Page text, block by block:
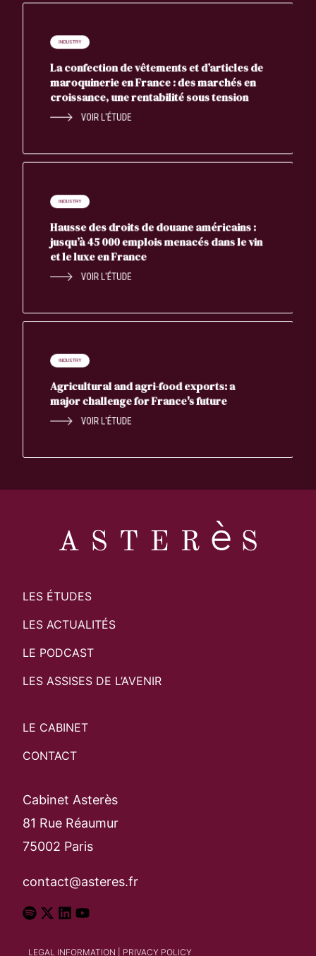
INDUSTRY
La confection de vêtements et d’articles de
maroquinerie en France : des marchés en
croissance, une rentabilité sous tension
VOIR L'ÉTUDE
INDUSTRY
Hausse des droits de douane américains :
jusqu’à 45 000 emplois menacés dans le vin
et le luxe en France
VOIR L'ÉTUDE
INDUSTRY
Agricultural and agri-food exports: a
major challenge for France's future
VOIR L'ÉTUDE
LES ÉTUDES
LES ACTUALITÉS
LE PODCAST
LES ASSISES DE L’AVENIR
LE CABINET
CONTACT
Cabinet Asterès
81 Rue Réaumur
75002 Paris
contact@asteres.fr
LEGAL INFORMATION PRIVACY POLICY